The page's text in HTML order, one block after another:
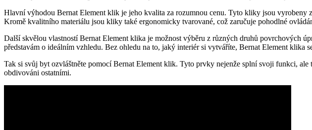
Hlavní výhodou Bernat Element klik je jeho kvalita za ‍rozumnou cenu. Tyto kliky jsou vyrobeny
Kromě kvalitního materiálu jsou kliky také⁢ ergonomicky tvarované, což zaručuje pohodlné
Další skvělou vlastností Bernat Element klika je možnost výběru z různých druhů povrchových
představám o ideálním vzhledu. Bez ohledu na to, jaký interiér si vytváříte, Bernat Element klika
Tak si svůj byt ozvláštněte pomocí Bernat Element klik. Tyto⁤ prvky nejenže splní⁣ svoji funkci,
obdivováni ostatními.